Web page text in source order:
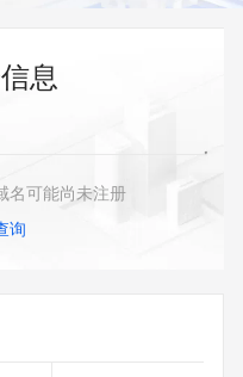
息
名可能尚未注册
询